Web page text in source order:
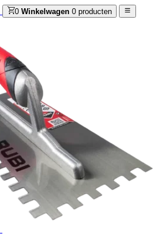
0 Winkelwagen 0 producten